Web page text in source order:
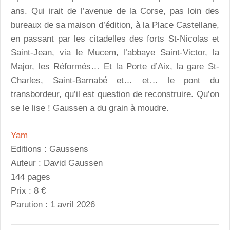
ans. Qui irait de l’avenue de la Corse, pas loin des
bureaux de sa maison d’édition, à la Place Castellane,
en passant par les citadelles des forts St-Nicolas et
Saint-Jean, via le Mucem, l’abbaye Saint-Victor, la
Major, les Réformés… Et la Porte d’Aix, la gare St-
Charles, Saint-Barnabé et… et… le pont du
transbordeur, qu’il est question de reconstruire. Qu’on
se le lise ! Gaussen a du grain à moudre.
Yam
Editions : Gaussens
Auteur : David Gaussen
144 pages
Prix : 8 €
Parution : 1 avril 2026